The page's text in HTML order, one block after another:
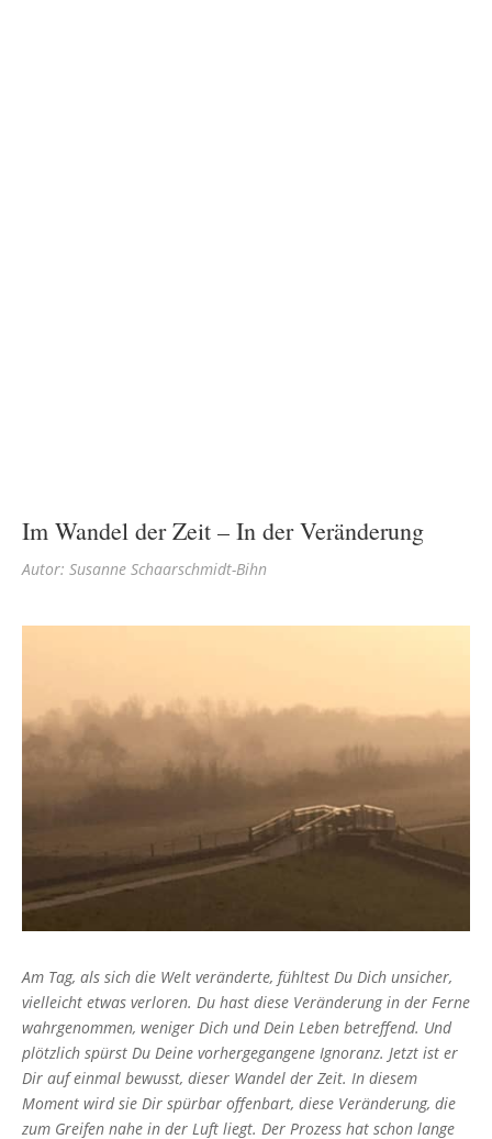
Im Wandel der Zeit – In der Veränderung
Autor: Susanne Schaarschmidt-Bihn
Am Tag, als sich die Welt veränderte, fühltest Du Dich unsicher,
vielleicht etwas verloren. Du hast diese Veränderung in der Ferne
wahrgenommen, weniger Dich und Dein Leben betreffend. Und
plötzlich spürst Du Deine vorhergegangene Ignoranz. Jetzt ist er
Dir auf einmal bewusst, dieser Wandel der Zeit. In diesem
Moment wird sie Dir spürbar offenbart, diese Veränderung, die
zum Greifen nahe in der Luft liegt. Der Prozess hat schon lange